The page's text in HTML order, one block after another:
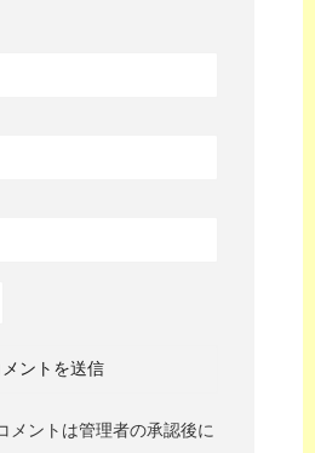
メントは管理者の承認後に